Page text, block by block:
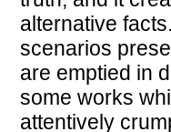
alternative
scenarios
are emptied in
some works
attentively